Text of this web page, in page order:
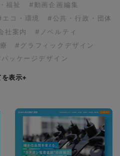
福祉
#動画企画編集
エコ・環境
#公共・行政・団体
社案内
#ノベルティ
#グラフィックデザイン
ッケージデザイン
を表示+